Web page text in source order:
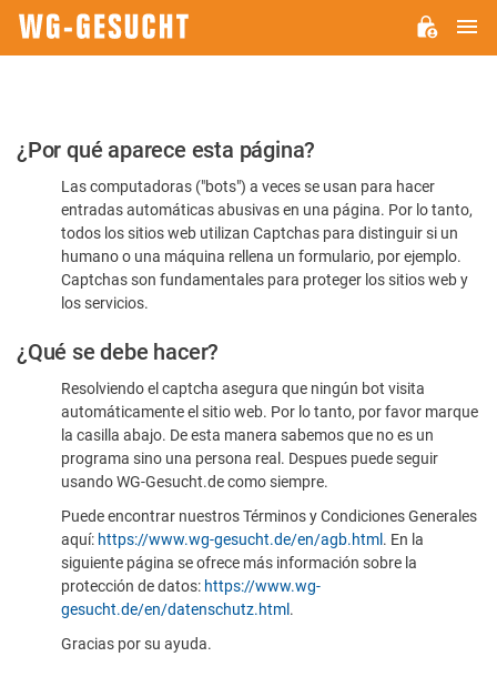
Por
favor,
confirme
humano
¿Por qué aparece esta página?
Las computadoras ("bots") a veces se usan para hacer
entradas automáticas abusivas en una página. Por lo tanto,
todos los sitios web utilizan Captchas para distinguir si un
humano o una máquina rellena un formulario, por ejemplo.
Captchas son fundamentales para proteger los sitios web y
los servicios.
¿Qué se debe hacer?
Resolviendo el captcha asegura que ningún bot visita
automáticamente el sitio web. Por lo tanto, por favor marque
la casilla abajo. De esta manera sabemos que no es un
programa sino una persona real. Despues puede seguir
usando WG-Gesucht.de como siempre.
Puede encontrar nuestros Términos y Condiciones Generales
aquí: https://www.wg-gesucht.de/en/agb.html . En la
siguiente página se ofrece más información sobre la
protección de datos: https://www.wg-
gesucht.de/en/datenschutz.html .
Gracias por su ayuda.